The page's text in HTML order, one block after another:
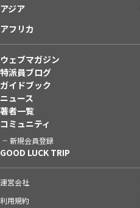
アジア
アフリカ
ウェブマガジン
特派員ブログ
ガイドブック
ニュース
著者一覧
コミュニティ
新規会員登録
GOOD LUCK TRIP
運営会社
利用規約